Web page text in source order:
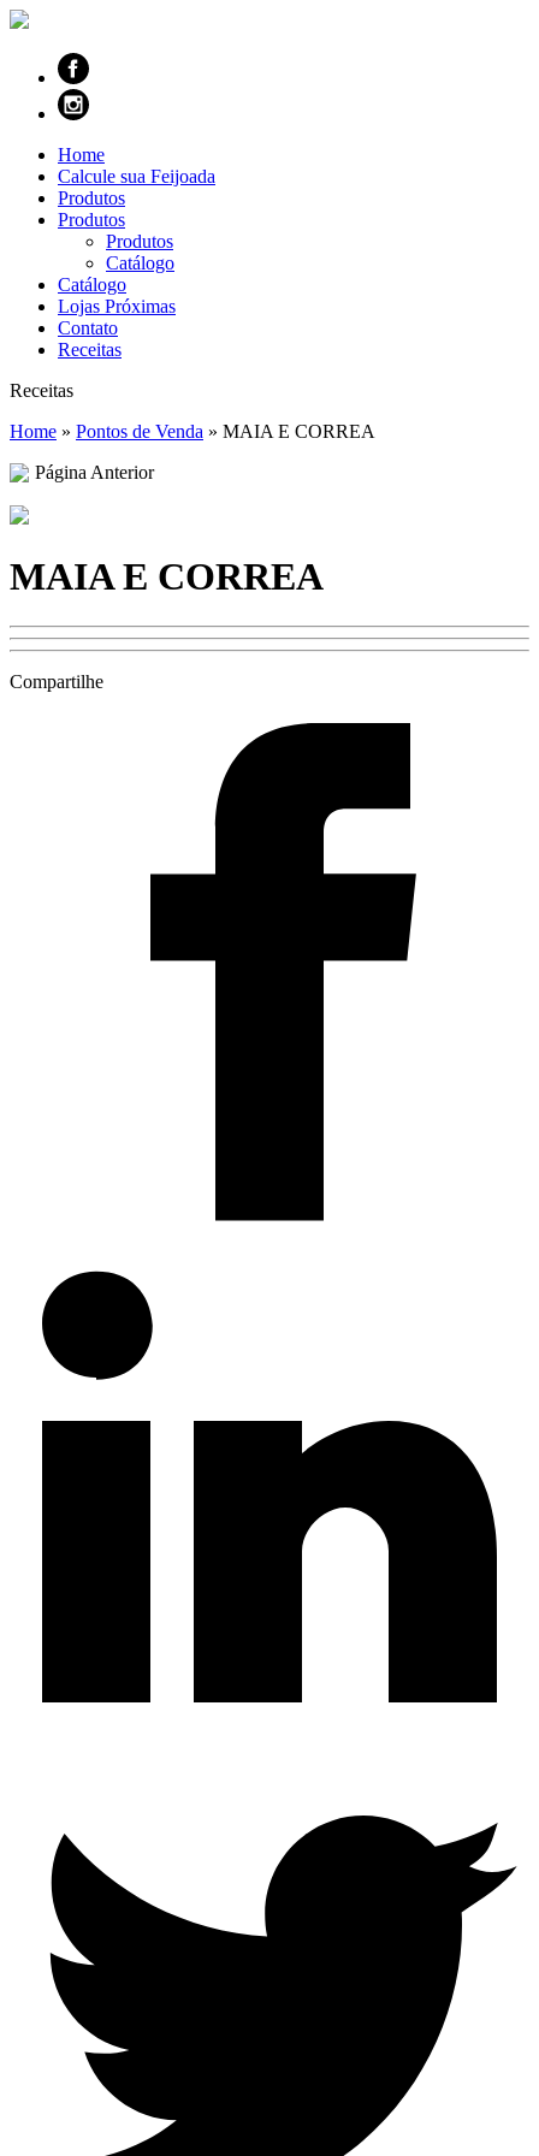
Home
Calcule sua Feijoada
Produtos
Produtos
Produtos
Catálogo
Catálogo
Lojas Próximas
Contato
Receitas
Receitas
Home » Pontos de Venda » MAIA E CORREA
Página Anterior
MAIA E CORREA
Compartilhe